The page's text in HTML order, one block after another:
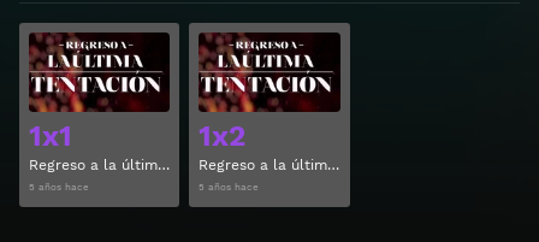
1x1
Regreso a la última tentación Temporada 1 Capitulo 1
5 años hace
Ver
1x2
Regreso a la última tentación Temporada 1 Capitulo 2
5 años hace